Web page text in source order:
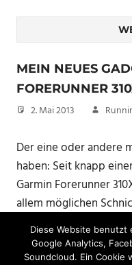
MEIN NEUES
FORERUNNER
2. Mai 2013
Der eine oder andere
haben: Seit knapp
Garmin Forerunner
allem möglichen
genommen das
iPhone abgelöst
Diese Website
Google Analytics,
Soundcloud. Ein Cookie